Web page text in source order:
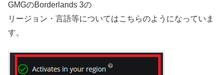
GMGのBorderlands 3の
リージョン・言語等についてはこちらのようになっていま
す。